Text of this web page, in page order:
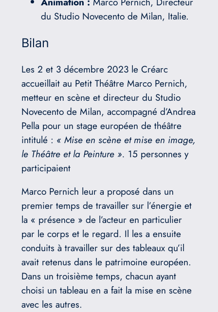
du Studio Novecento de Milan, Italie.
Bilan
Les 2 et 3 décembre 2023 le Créarc
accueillait au Petit Théâtre Marco Pernich,
metteur en scène et directeur du Studio
Novecento de Milan, accompagné d’Andrea
Pella pour un stage européen de théâtre
intitulé : « Mise en scène et mise en image,
le Théâtre et la Peinture ». 15 personnes y
participaient
Marco Pernich leur a proposé dans un
premier temps de travailler sur l’énergie et
la « présence » de l’acteur en particulier
par le corps et le regard. Il les a ensuite
conduits à travailler sur des tableaux qu’il
avait retenus dans le patrimoine européen.
Dans un troisième temps, chacun ayant
choisi un tableau en a fait la mise en scène
avec les autres.